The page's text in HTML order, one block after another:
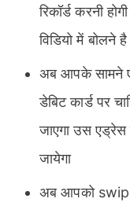
रिकॉर्ड करनी
विडियो में
अब आपके सामने
डेबिट कार्ड पर
जाएगा उस एड्रेस
जायेगा
अब आपको